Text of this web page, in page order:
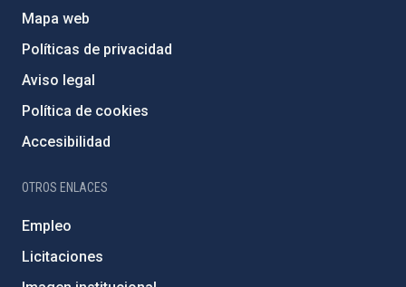
Mapa web
Políticas de privacidad
Aviso legal
Política de cookies
Accesibilidad
OTROS ENLACES
Empleo
Licitaciones